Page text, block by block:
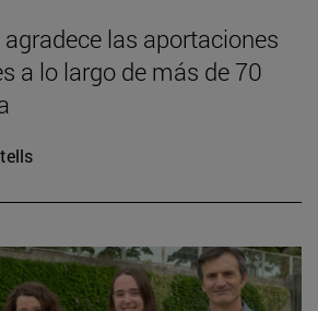
las aportaciones
a lo largo de más de 70